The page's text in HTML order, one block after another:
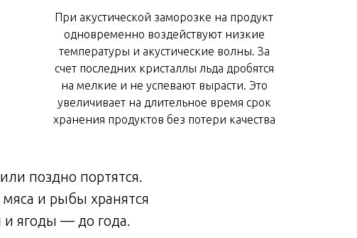
При акустической заморозке на продукт
одновременно воздействуют низкие
температуры и акустические волны. За
счет последних кристаллы льда дробятся
на мелкие и не успевают вырасти. Это
увеличивает на длительное время срок
хранения продуктов без потери качества
поздно портятся.
и рыбы хранятся
ягоды — до года.